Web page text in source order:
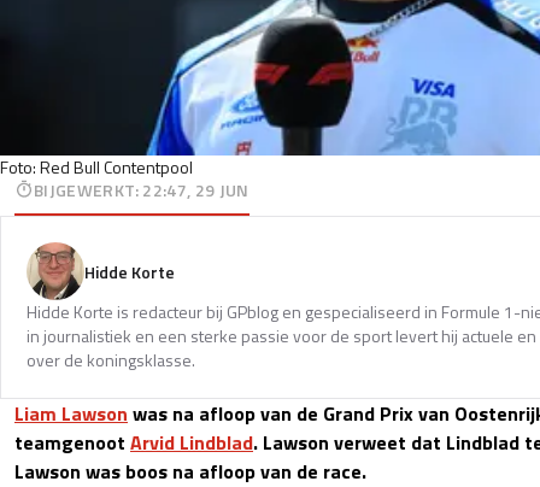
Foto: Red Bull Contentpool
BIJGEWERKT:22:47, 29 JUN
Hidde Korte
Hidde Korte is redacteur bij GPblog en gespecialiseerd in Formule 1-
in journalistiek en een sterke passie voor de sport levert hij actuele
over de koningsklasse.
Liam Lawson was na afloop van de Grand Prix van
teamgenoot Arvid Lindblad. Lawson verweet dat Lindblad
Lawson was boos na afloop van de race.